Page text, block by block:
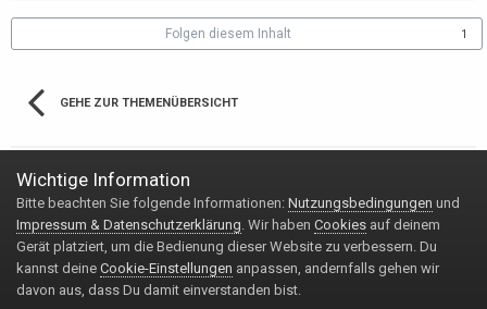
Folgen diesem Inhalt 1
GEHE ZUR THEMENÜBERSICHT
Impressum & Datenschutzerklärung Kontakt
Copyright © 2020 Handy-FAQ.de
Powered by Invision Community
Wichtige Information
Bitte beachten Sie folgende Informationen: Nutzungsbedingungen und
Impressum & Datenschutzerklärung. Wir haben Cookies auf deinem
Gerät platziert, um die Bedienung dieser Website zu verbessern. Du
kannst deine Cookie-Einstellungen anpassen, andernfalls gehen wir
davon aus, dass Du damit einverstanden bist.